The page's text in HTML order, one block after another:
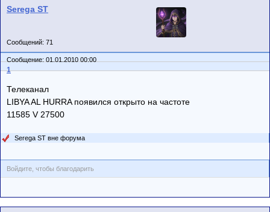
Serega ST
Сообщений: 71
Сообщение: 01.01.2010 00:00
1
Телеканал
LIBYA AL HURRA появился открыто на частоте
11585 V 27500
Serega ST вне форума
Войдите, чтобы благодарить